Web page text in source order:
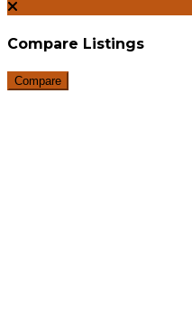
Compare Listings
Compare